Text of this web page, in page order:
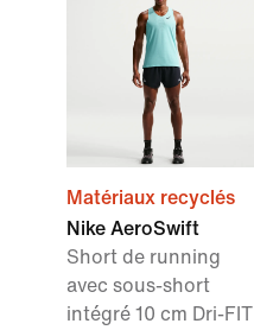
Matériaux recyclés
Nike AeroSwift
Short de running
avec sous-short
intégré 10 cm Dri-FIT